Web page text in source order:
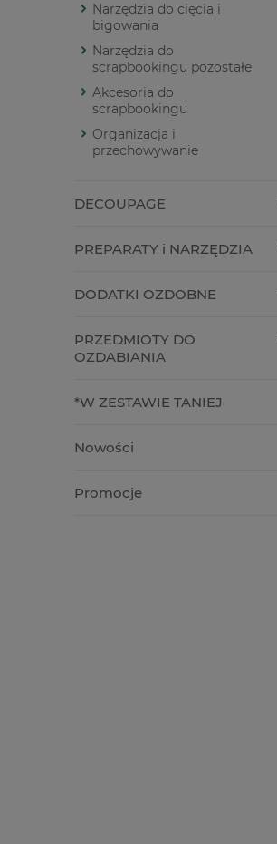
Narzędzia do cięcia i
bigowania
Narzędzia do
scrapbookingu pozostałe
Akcesoria do
scrapbookingu
Organizacja i
przechowywanie
DECOUPAGE
PREPARATY i NARZĘDZIA
DODATKI OZDOBNE
PRZEDMIOTY DO
OZDABIANIA
*W ZESTAWIE TANIEJ
Nowości
Promocje